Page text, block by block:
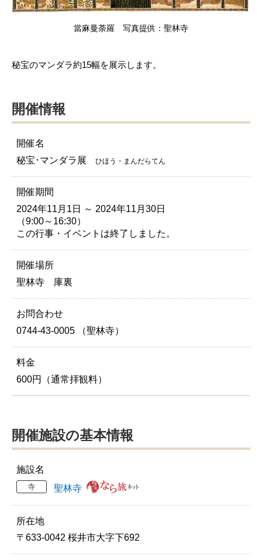
當麻曼荼羅 写真提供：聖林寺
秘宝のマンダラ約15幅を展示します。
開催情報
開催名
秘宝･マンダラ展
ひほう・まんだらてん
開催期間
2024年11月1日 ～ 2024年11月30日
（9:00～16:30）
この行事・イベントは終了しました。
開催場所
聖林寺 庫裏
お問合わせ
0744-43-0005 （聖林寺）
料金
600円（通常拝観料）
開催施設の基本情報
施設名
寺 聖林寺
所在地
〒633-0042 桜井市大字下692